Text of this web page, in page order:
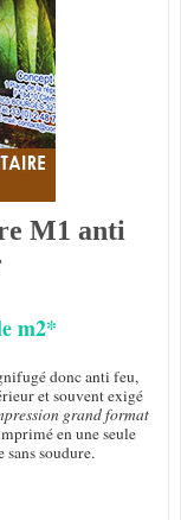
M1 anti
m2*
donc anti feu,
et souvent exigé
grand format
en une seule
sans soudure.